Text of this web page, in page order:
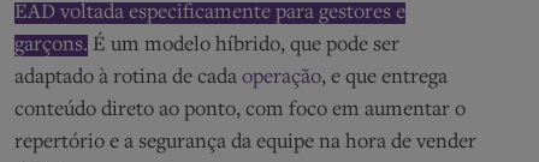
EAD voltada especificamente para gestores e
garçons. É um modelo híbrido, que pode ser
adaptado à rotina de cada operação, e que entrega
conteúdo direto ao ponto, com foco em aumentar o
repertório e a segurança da equipe na hora de vender